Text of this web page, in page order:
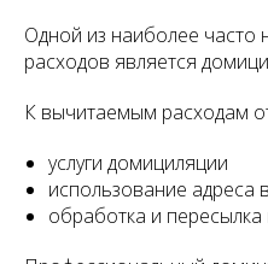
Одной из наиболее часто
расходов является
К вычитаемым расходам
услуги домициляции
использование адреса
обработка и